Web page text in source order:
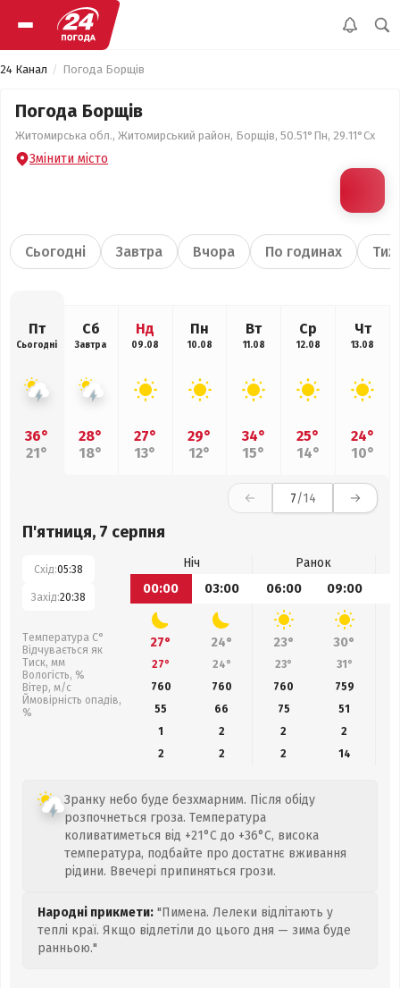
24 Канал Погода Борщів
Погода Борщів
Житомирська обл., Житомирський район, Борщів, 50.51°Пн, 29.11°Сх
Змінити місто
Сьогодні Завтра Вчора По годинах
Пт
Сьогодні
36°
21°
Сб
Завтра
28°
18°
Нд
09.08
27°
13°
Пн
10.08
29°
12°
Вт
11.08
34°
15°
Ср
12.08
25°
14°
Чт
13.08
24°
10°
7/14
П'ятниця, 7 серпня
Схід:05:38
Захід:20:38
Температура С°
Відчувається як
Тиск, мм
Вологість, %
Вітер, м/с
Ймовірність опадів,
%
Ніч
Ранок
00:00
03:00 06:00 09:00
27° 24° 23° 30°
27° 24° 23° 31°
760
760 760 759
55
66 75 51
1
2 2
2
2
2 2 14
Зранку небо буде безхмарним. Після обіду
розпочнеться гроза. Температура
коливатиметься від +21°C до +36°C, висока
температура, подбайте про достатнє вживання
рідини. Ввечері припиняться грози.
Народні прикмети: "Пимена. Лелеки відлітають у
теплі краї. Якщо відлетіли до цього дня — зима буде
ранньою."